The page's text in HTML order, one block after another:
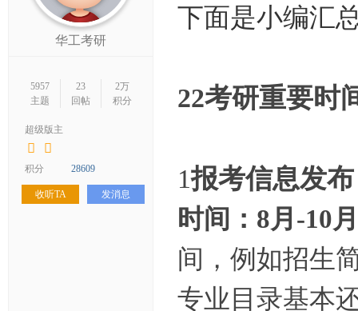
华工考研
5957
主题
23
回帖
2万
积分
超级版主
积分 28609
收听TA 发消息
下面是小编汇
22考研重要时
1报考信息发布
时间：8月-10月
间，例如招生
专业目录基本